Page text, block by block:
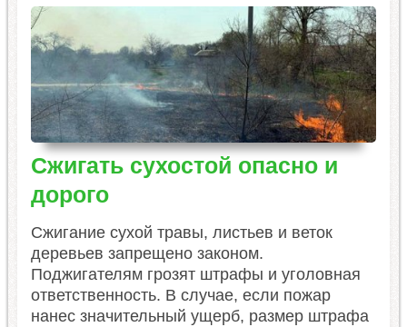
Сжигать сухостой опасно и
дорого
​Сжигание сухой травы, листьев и веток
деревьев запрещено законом.
Поджигателям грозят штрафы и уголовная
ответственность. В случае, если пожар
нанес значительный ущерб, размер штрафа